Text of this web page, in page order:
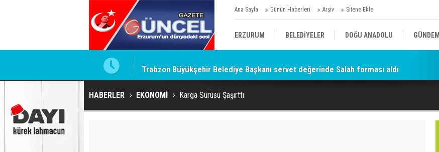
Ana Sayfa Günün Haberleri Arşiv Sitene Ekle
ERZURUM BELEDİYELER DOĞU ANADOLU GÜNDEM
SİYASET AFAD/ SAVAŞ SPOR
Trabzon Büyükşehir Belediye Başkanı servet değerinde Salah forması aldı
HABERLER EKONOMİ Karga Sürüsü Şaşırttı